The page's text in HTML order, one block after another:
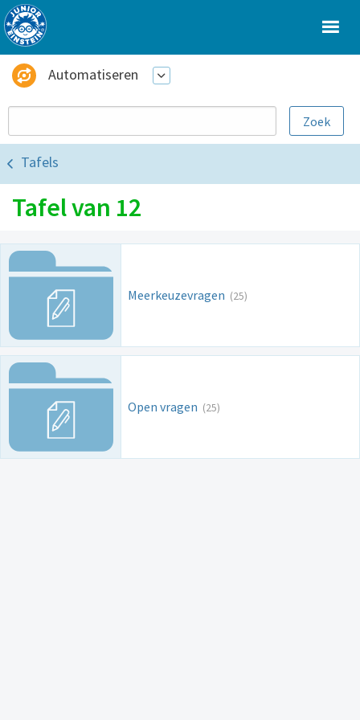
Automatiseren
Tafels
Tafel van 12
Meerkeuzevragen (25)
Open vragen (25)